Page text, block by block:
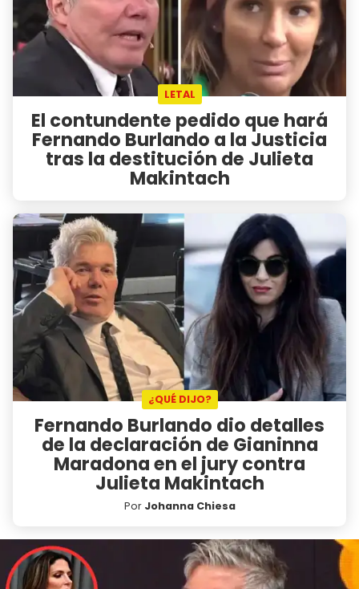
LETAL
El contundente pedido que hará
Fernando Burlando a la Justicia
tras la destitución de Julieta
Makintach
¿QUÉ DIJO?
Fernando Burlando dio detalles
de la declaración de Gianinna
Maradona en el jury contra
Julieta Makintach
Por Johanna Chiesa